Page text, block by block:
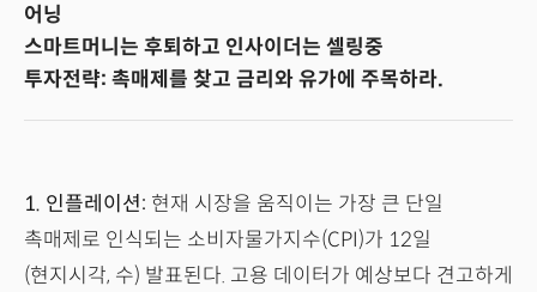
어닝
스마트머니는 후퇴하고 인사이더는 셀링중
투자전략: 촉매제를 찾고 금리와 유가에 주목하라.
1. 인플레이션: 현재 시장을 움직이는 가장 큰 단일
촉매제로 인식되는 소비자물가지수(CPI)가 12일
(현지시각, 수) 발표된다. 고용 데이터가 예상보다 견고하게